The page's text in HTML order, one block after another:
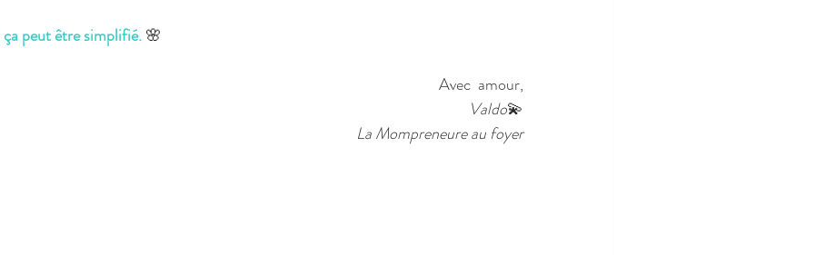
ça peut être simplifié.🌸
Avec  amour,
Valdo💫
La Mompreneure au foyer